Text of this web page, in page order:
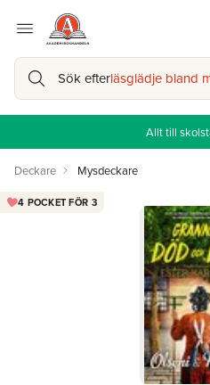
Sök efterläsglädje bland
Allt till
Deckare Mysdeckare
4 POCKET FÖR 3